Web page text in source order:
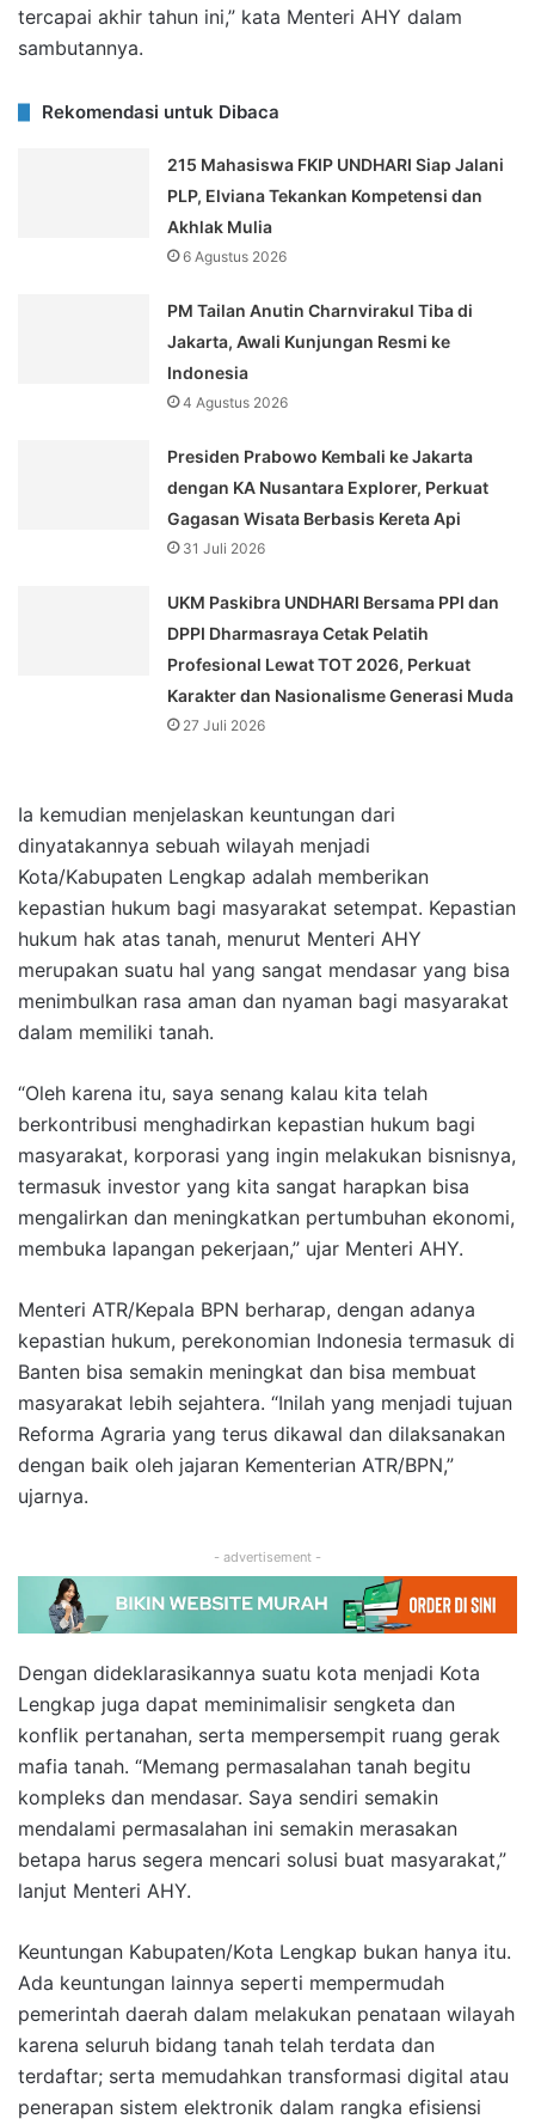
tercapai akhir tahun ini,” kata Menteri AHY dalam
sambutannya.
Rekomendasi untuk Dibaca
215 Mahasiswa FKIP UNDHARI Siap Jalani
PLP, Elviana Tekankan Kompetensi dan
Akhlak Mulia
6 Agustus 2026
PM Tailan Anutin Charnvirakul Tiba di
Jakarta, Awali Kunjungan Resmi ke
Indonesia
4 Agustus 2026
Presiden Prabowo Kembali ke Jakarta
dengan KA Nusantara Explorer, Perkuat
Gagasan Wisata Berbasis Kereta Api
31 Juli 2026
UKM Paskibra UNDHARI Bersama PPI dan
DPPI Dharmasraya Cetak Pelatih
Profesional Lewat TOT 2026, Perkuat
Karakter dan Nasionalisme Generasi Muda
27 Juli 2026
Ia kemudian menjelaskan keuntungan dari
dinyatakannya sebuah wilayah menjadi
Kota/Kabupaten Lengkap adalah memberikan
kepastian hukum bagi masyarakat setempat. Kepastian
hukum hak atas tanah, menurut Menteri AHY
merupakan suatu hal yang sangat mendasar yang bisa
menimbulkan rasa aman dan nyaman bagi masyarakat
dalam memiliki tanah.
“Oleh karena itu, saya senang kalau kita telah
berkontribusi menghadirkan kepastian hukum bagi
masyarakat, korporasi yang ingin melakukan bisnisnya,
termasuk investor yang kita sangat harapkan bisa
mengalirkan dan meningkatkan pertumbuhan ekonomi,
membuka lapangan pekerjaan,” ujar Menteri AHY.
Menteri ATR/Kepala BPN berharap, dengan adanya
kepastian hukum, perekonomian Indonesia termasuk di
Banten bisa semakin meningkat dan bisa membuat
masyarakat lebih sejahtera. “Inilah yang menjadi tujuan
Reforma Agraria yang terus dikawal dan dilaksanakan
dengan baik oleh jajaran Kementerian ATR/BPN,”
ujarnya.
- advertisement -
Dengan dideklarasikannya suatu kota menjadi Kota
Lengkap juga dapat meminimalisir sengketa dan
konflik pertanahan, serta mempersempit ruang gerak
mafia tanah. “Memang permasalahan tanah begitu
kompleks dan mendasar. Saya sendiri semakin
mendalami permasalahan ini semakin merasakan
betapa harus segera mencari solusi buat masyarakat,”
lanjut Menteri AHY.
Keuntungan Kabupaten/Kota Lengkap bukan hanya itu.
Ada keuntungan lainnya seperti mempermudah
pemerintah daerah dalam melakukan penataan wilayah
karena seluruh bidang tanah telah terdata dan
terdaftar; serta memudahkan transformasi digital atau
penerapan sistem elektronik dalam rangka efisiensi